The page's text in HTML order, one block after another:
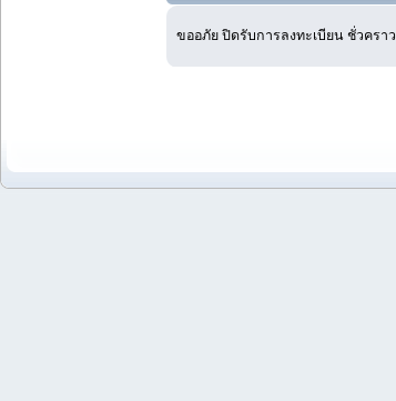
ขออภัย ปิดรับการลงทะเบียน ชั่วคราว